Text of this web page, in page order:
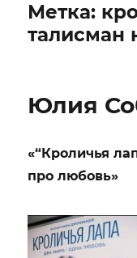
Метка:
талисман
Юлия
«“Кроличья
про любовь»